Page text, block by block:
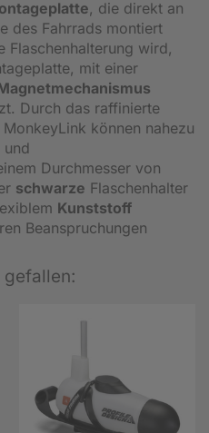
, die direkt an
des Fahrrads montiert
Flaschenhalterung wird,
mit einer
Durch das raffinierte
können nahezu
und
Durchmesser von
schwarze Flaschenhalter
Kunststoff
Beanspruchungen
gefallen: